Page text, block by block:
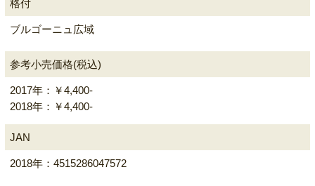
格付
ブルゴーニュ広域
参考小売価格(税込)
2017年：￥4,400-
2018年：￥4,400-
JAN
2018年：4515286047572